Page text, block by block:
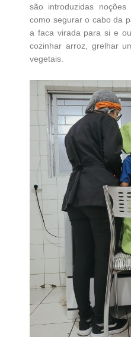
são introduzidas
como segurar o cabo da
a faca virada para si e
cozinhar arroz, grelhar
vegetais.